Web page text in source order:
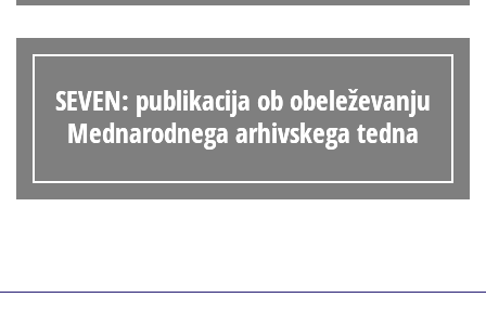
SEVEN: publikacija ob obeleževanju
Mednarodnega arhivskega tedna